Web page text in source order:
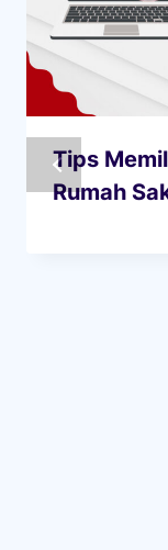
Tips
Rumah